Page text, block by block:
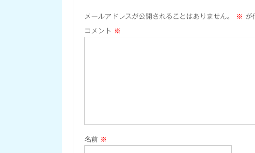
メールアドレスが公開されることはありません。 ※ が
コメント ※
名前 ※